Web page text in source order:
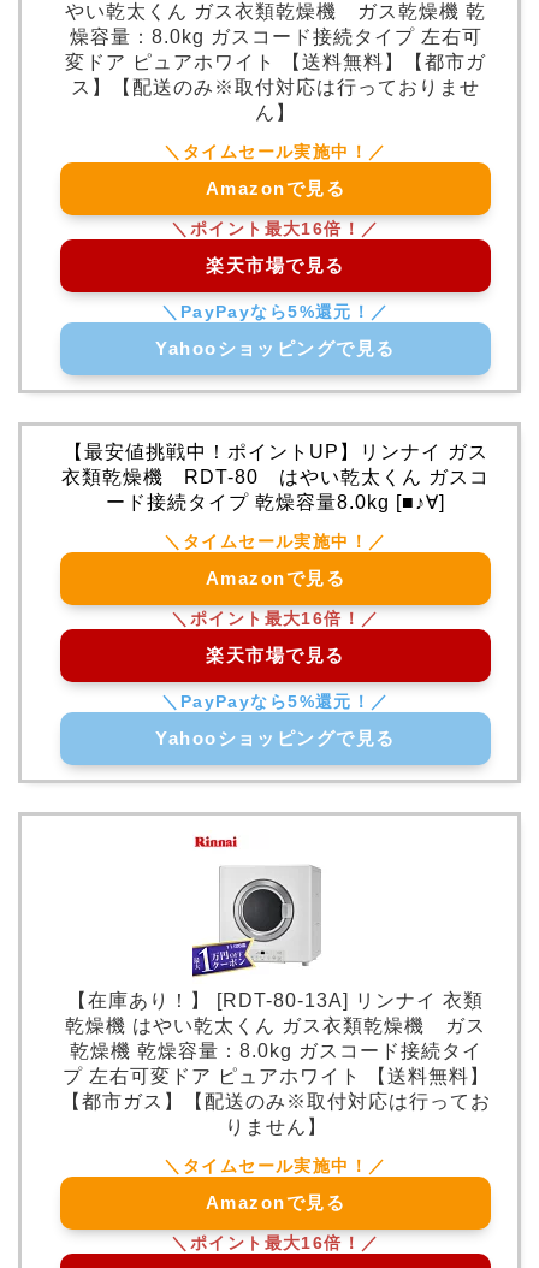
やい乾太くん ガス衣類乾燥機 ガス乾燥機 乾
燥容量：8.0kg ガスコード接続タイプ 左右可
変ドア ピュアホワイト 【送料無料】【都市ガ
ス】【配送のみ※取付対応は行っておりませ
ん】
Amazonで見る
楽天市場で見る
Yahooショッピングで見る
【最安値挑戦中！ポイントUP】リンナイ ガス
衣類乾燥機 RDT-80 はやい乾太くん ガスコ
ード接続タイプ 乾燥容量8.0kg [■♪∀]
Amazonで見る
楽天市場で見る
Yahooショッピングで見る
【在庫あり！】 [RDT-80-13A] リンナイ 衣類
乾燥機 はやい乾太くん ガス衣類乾燥機 ガス
乾燥機 乾燥容量：8.0kg ガスコード接続タイ
プ 左右可変ドア ピュアホワイト 【送料無料】
【都市ガス】【配送のみ※取付対応は行ってお
りません】
Amazonで見る